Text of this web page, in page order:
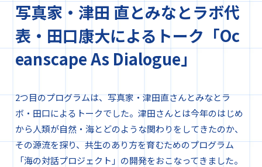
写真家・津田 直とみなとラボ代
表・田口康大によるトーク「Oc
eanscape As Dialogue」
2つ目のプログラムは、写真家・津田直さんとみなとラ
ボ・田口によるトークでした。津田さんとは今年のはじめ
から人類が自然・海とどのような関わりをしてきたのか、
その源流を探り、共生のあり方を育むためのプログラム
「海の対話プロジェクト」の開発をおこなってきました。